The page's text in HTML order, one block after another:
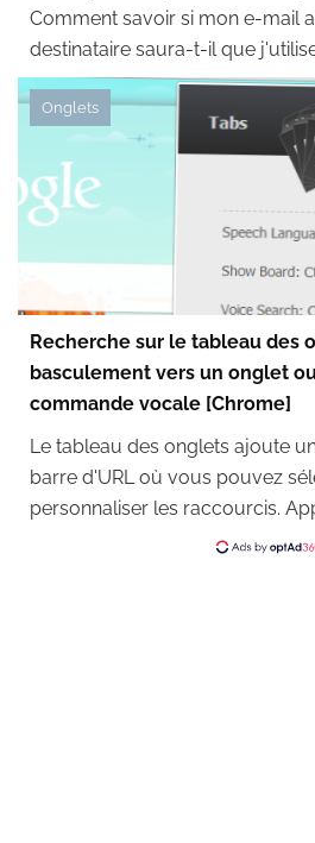
Comment savoir si mon e-mail
destinataire saura-t-il que
Onglets
Recherche sur le tableau des
basculement vers un onglet
commande vocale [Chrome]
Le tableau des onglets ajoute
barre d'URL où vous pouvez
personnaliser les raccourcis.